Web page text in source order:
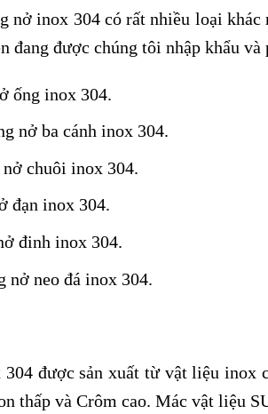
nở inox 304 có rất nhiều loại
đang được chúng tôi nhập khẩu
ống inox 304.
nở ba cánh inox 304.
chuôi inox 304.
đạn inox 304.
đinh inox 304.
nở neo đá inox 304.
được sản xuất từ vật liệu inox
thấp và Crôm cao. Mác vật liệu